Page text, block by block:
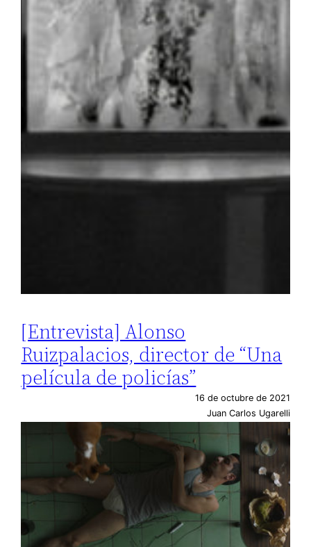
[Entrevista] Alonso
Ruizpalacios, director de “Una
película de policías”
16 de octubre de 2021
Juan Carlos Ugarelli